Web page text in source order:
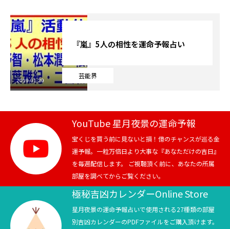
記事カテゴリー
ブログ
お知らせ
芸能界
テニス
スポーツ
競馬
テニス四大大会・五輪
芸能界
『嵐』5人の相性を運命予報占い
2019.01.29
YouTube 星月夜景の運命予報
宝くじを買う前に見ないと損！億のチャンスが巡る金
運予報。一粒万倍日より大事な『あなただけの吉日』
を毎週配信します。 ご視聴頂く前に、あなたの所属
部屋を調べてからご覧ください。
極秘吉凶カレンダーOnline Store
星月夜景の運命予報占いで使用される27種類の部屋
別吉凶カレンダーのPDFファイルをご購入頂けます。